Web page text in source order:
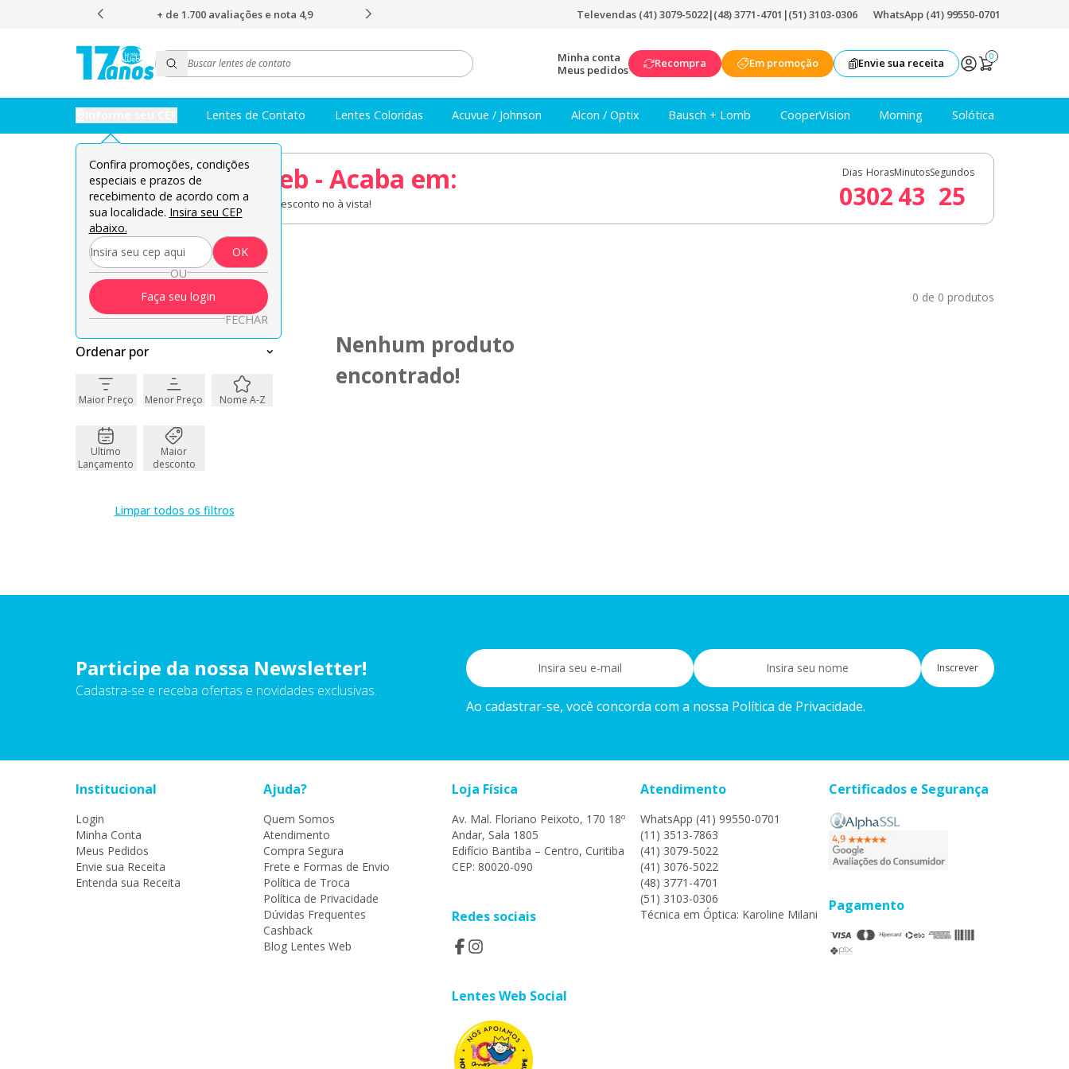
O envio mais rápido do Brasil Televendas (41) 3079-5022|(48) 3771-4701 |(51) 3103-0306 WhatsApp (41) 99550-0701
Minha conta
Meus pedidos
Recompra Em promoção Envie sua receita 0
Confira promoções, condições
especiais e prazos de
recebimento de acordo com a
sua localidade. Insira seu CEP
abaixo.
OK
OU
Faça seu login
FECHAR
Lentes de Contato Lentes Coloridas Acuvue / Johnson Alcon / Optix Bausch + Lomb CooperVision Morning Solótica
08.08 Lentes Web - Acaba em:
Lentes de contato em oferta + 8% de desconto no à vista!
Dias
03
Horas
02
Minutos
43
Segundos
24
Página inicial 11-11-Seleção
11-11-Seleção 0 de 0 produtos
Ordenar por
Maior Preço Menor Preço Nome A-Z
Ultimo
Lançamento
Maior
desconto
Limpar todos os filtros
Nenhum produto
encontrado!
Participe da nossa Newsletter!
Cadastra-se e receba ofertas e novidades exclusivas.
Inscrever
Ao cadastrar-se, você concorda com a nossa Política de Privacidade.
Institucional
Login
Minha Conta
Meus Pedidos
Envie sua Receita
Entenda sua Receita
Ajuda?
Quem Somos
Atendimento
Compra Segura
Frete e Formas de Envio
Política de Troca
Política de Privacidade
Dúvidas Frequentes
Cashback
Blog Lentes Web
Loja Física
Av. Mal. Floriano Peixoto, 170 18º
Andar, Sala 1805
Edifício Bantiba – Centro, Curitiba
CEP: 80020-090
Redes sociais
Lentes Web Social
Atendimento
WhatsApp (41) 99550-0701
(11) 3513-7863
(41) 3079-5022
(41) 3076-5022
(48) 3771-4701
(51) 3103-0306
Técnica em Óptica: Karoline Milani
Certificados e Segurança
Pagamento